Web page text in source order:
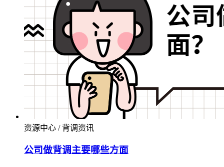
资源中心 / 背调资讯
公司做背调主要哪些方面